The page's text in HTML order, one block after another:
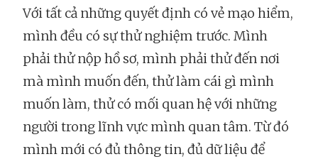
Với tất cả những quyết định có vẻ mạo hiểm,
mình đều có sự thử nghiệm trước. Mình
phải thử nộp hồ sơ, mình phải thử đến nơi
mà mình muốn đến, thử làm cái gì mình
muốn làm, thử có mối quan hệ với những
người trong lĩnh vực mình quan tâm. Từ đó
mình mới có đủ thông tin, đủ dữ liệu để